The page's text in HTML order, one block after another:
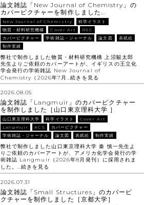
論文雑誌「New Journal of Chemistry」の
カバーピクチャーを制作しました…
New Journal of Chemistry
科学イラスト
物質・材料研究機構
Cover Art
RSC
カバーピクチャー
学術雑誌・ジャーナル 論文図
表紙絵
制作実績
弊社で制作しました物質・材料研究機構 上沼駿太郎
先生よりご依頼のカバーアートが、イギリスの王立化
学会発行の学術雑誌 New Journal of
Chemistry（2026年7月…続きを見る
2026.08.05
論文雑誌「Langmuir」のカバーピクチャー
を制作しました［山口東京理科大学 ］
山口東京理科大学 科学イラスト
Cover Art
Langmuir
ACS
カバーピクチャー
学術雑誌・ジャーナル
論文図 表紙絵 制作実績
弊社で制作しました山口東京理科大学 秦 慎一先生よ
りご依頼のカバーアートが、アメリカ化学会発行の学
術雑誌 Langmuir（2026年8月発刊）に採用されま
した。…続きを見る
2026.07.31
論文雑誌「Small Structures」のカバーピ
クチャーを制作しました［京都大学］